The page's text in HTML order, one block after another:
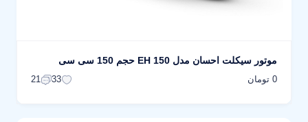
موتور سیکلت احسان مدل EH 150 حجم 150 سی سی
0 تومان 33
21